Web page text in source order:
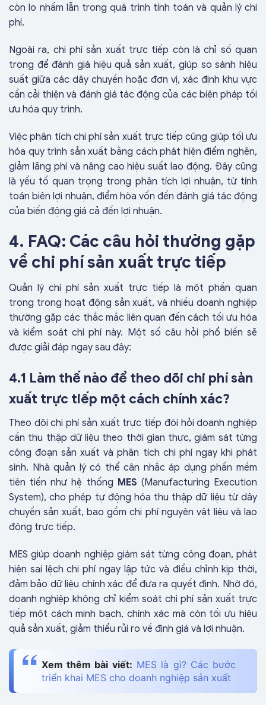
còn lo nhầm lẫn trong quá trình tính toán và quản lý chi
phí.
Ngoài ra, chi phí sản xuất trực tiếp còn là chỉ số quan
trọng để đánh giá hiệu quả sản xuất, giúp so sánh hiệu
suất giữa các dây chuyền hoặc đơn vị, xác định khu vực
cần cải thiện và đánh giá tác động của các biện pháp tối
ưu hóa quy trình.
Việc phân tích chi phí sản xuất trực tiếp cũng giúp tối ưu
hóa quy trình sản xuất bằng cách phát hiện điểm nghẽn,
giảm lãng phí và nâng cao hiệu suất lao động. Đây cũng
là yếu tố quan trọng trong phân tích lợi nhuận, từ tính
toán biên lợi nhuận, điểm hòa vốn đến đánh giá tác động
của biến động giá cả đến lợi nhuận.
4. FAQ: Các câu hỏi thường gặp
về chi phí sản xuất trực tiếp
Quản lý chi phí sản xuất trực tiếp là một phần quan
trọng trong hoạt động sản xuất, và nhiều doanh nghiệp
thường gặp các thắc mắc liên quan đến cách tối ưu hóa
và kiểm soát chi phí này. Một số câu hỏi phổ biến sẽ
được giải đáp ngay sau đây:
4.1 Làm thế nào để theo dõi chi phí sản
xuất trực tiếp một cách chính xác?
Theo dõi chi phí sản xuất trực tiếp đòi hỏi doanh nghiệp
cần thu thập dữ liệu theo thời gian thực, giám sát từng
công đoạn sản xuất và phân tích chi phí ngay khi phát
sinh. Nhà quản lý có thể cân nhắc áp dụng phần mềm
tiên tiến như hệ thống MES (Manufacturing Execution
System), cho phép tự động hóa thu thập dữ liệu từ dây
chuyền sản xuất, bao gồm chi phí nguyên vật liệu và lao
động trực tiếp.
MES giúp doanh nghiệp giám sát từng công đoạn, phát
hiện sai lệch chi phí ngay lập tức và điều chỉnh kịp thời,
đảm bảo dữ liệu chính xác để đưa ra quyết định. Nhờ đó,
doanh nghiệp không chỉ kiểm soát chi phí sản xuất trực
tiếp một cách minh bạch, chính xác mà còn tối ưu hiệu
quả sản xuất, giảm thiểu rủi ro về định giá và lợi nhuận.
Xem thêm bài viết: MES là gì? Các bước
triển khai MES cho doanh nghiệp sản xuất